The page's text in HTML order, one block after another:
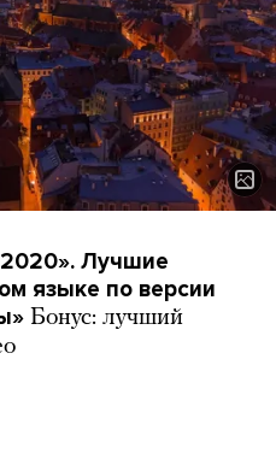
Лучшие
языке по версии
Бонус: лучший